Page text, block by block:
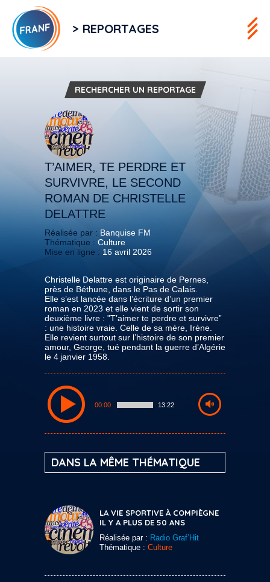
> REPORTAGES
RECHERCHER UN REPORTAGE
T’AIMER, TE PERDRE ET
SURVIVRE, LE SECOND
ROMAN DE CHRISTELLE
DELATTRE
Réalisée par : Banquise FM
Thématique : Culture
Mise en ligne : 16 avril 2026
Christelle Delattre est originaire de Pernes,
près de Béthune, dans le Pas de Calais.
Elle s’est lancée dans l’écriture d’un premier
roman en 2023 et elle vient de sortir son
deuxième livre : "T’aimer te perdre et survivre”
: une histoire vraie. Celle de sa mère, Irène.
Elle revient surtout sur l’histoire de son premier
amour, George, tué pendant la guerre d’Algérie
le 4 janvier 1958.
00:00 13:22
DANS LA MÊME THÉMATIQUE
LA VIE SPORTIVE À COMPIÈGNE
IL Y A PLUS DE 50 ANS
Réalisée par : Radio Graf’Hit
Thématique : Culture